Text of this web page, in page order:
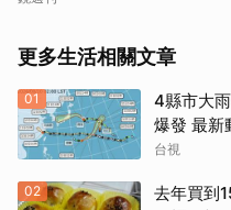
更多生活相關文章
01
4縣市大
爆發 最新
台視
02
去年買到